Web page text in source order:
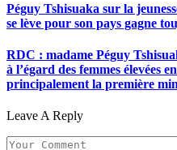
Péguy Tshisuaka sur la
se lève pour son pays gagne
RDC : madame Péguy
à l’égard des femmes élevées
principalement la première
Leave A Reply